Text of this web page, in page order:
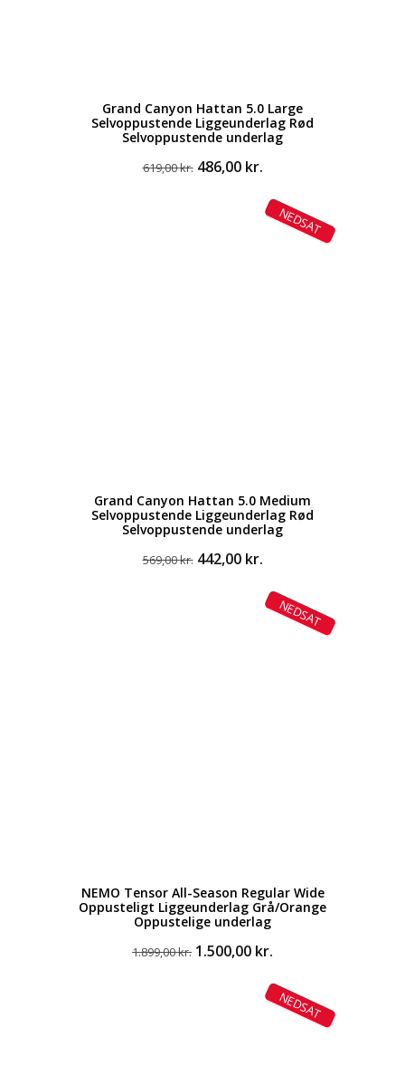
Grand Canyon Hattan 5.0 Large
Selvoppustende Liggeunderlag Rød
Selvoppustende underlag
619,00kr. Den
486,00 kr.Den
pris
er:
486,00 kr..
NEDSAT
Grand Canyon Hattan 5.0 Medium
Selvoppustende Liggeunderlag Rød
Selvoppustende underlag
569,00kr. Den
442,00 kr.Den
pris
er:
442,00 kr..
NEDSAT
NEMO Tensor All-Season Regular Wide
Oppusteligt Liggeunderlag Grå/Orange
Oppustelige underlag
1.899,00kr. Den
1.500,00 kr.
pris
er:
1.500,00 kr..
NEDSAT